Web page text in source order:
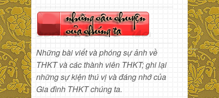
Những bài viết và phóng sự ảnh về
THKT và các thành viên THKT; ghi lại
những sự kiện thú vị và đáng nhớ của
Gia đình THKT chúng ta.